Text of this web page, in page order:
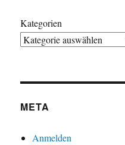
Kategorien
META
Anmelden